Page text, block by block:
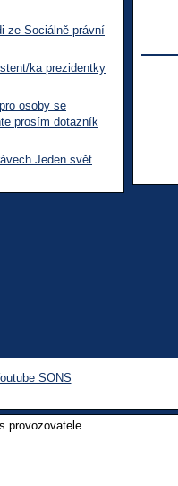
ze Sociálně právní
ka prezidentky
osoby se
prosím dotazník
Jeden svět
SONS
provozovatele.